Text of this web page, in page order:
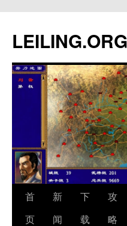
文
LEILING.ORG
首
页
新
闻
下
载
攻
略